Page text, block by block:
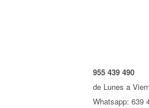
955 439 490
de Lunes a
Whatsapp: 639